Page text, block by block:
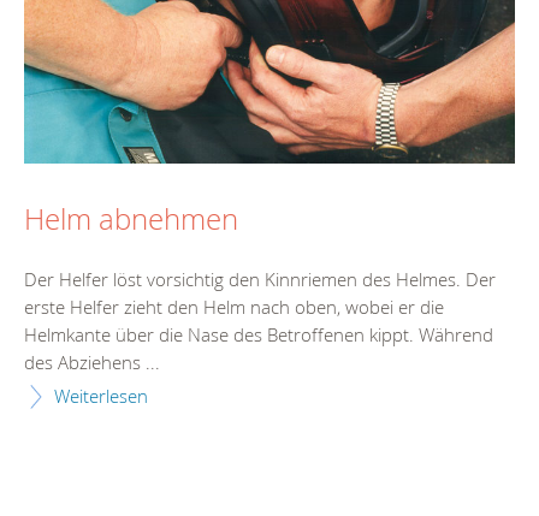
Helm abnehmen
Der Helfer löst vorsichtig den Kinnriemen des Helmes. Der
erste Helfer zieht den Helm nach oben, wobei er die
Helmkante über die Nase des Betroffenen kippt. Während
des Abziehens ...
Weiterlesen